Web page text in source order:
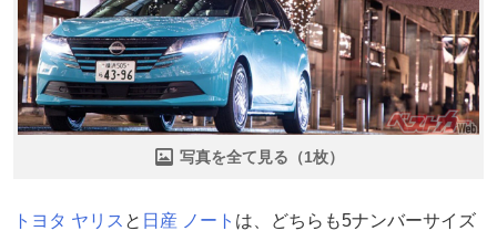
写真を全て見る（1枚）
トヨタ ヤリス と 日産 ノート は、どちらも5ナンバーサイズ